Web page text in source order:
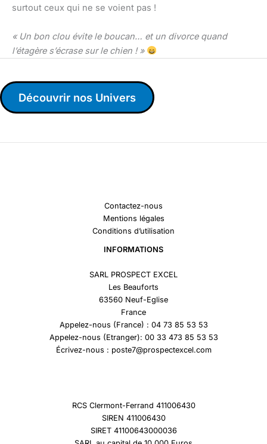
surtout ceux qui ne se voient pas !
« Un bon clou évite le boucan… et un divorce quand
l’étagère s’écrase sur le chien ! »
Découvrir nos Univers
Contactez-nous
Mentions légales
Conditions d’utilisation
INFORMATIONS
SARL PROSPECT EXCEL
Les Beauforts
63560 Neuf-Eglise
France
Appelez-nous (France) : 04 73 85 53 53
Appelez-nous (Etranger): 00 33 473 85 53 53
Écrivez-nous : poste7@prospectexcel.com
RCS Clermont-Ferrand 411006430
SIREN 411006430
SIRET 41100643000036